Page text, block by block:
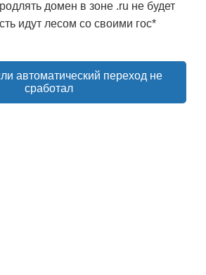
домен в зоне .ru не будет
идут лесом со своими гос*
автоматический переход не
сработал